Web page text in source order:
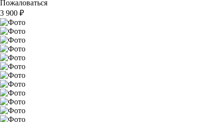
Пожаловаться
3 900 ₽